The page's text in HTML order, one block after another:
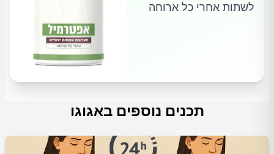
לשתות אחרי כל ארוחה
תכנים נוספים באגוגו